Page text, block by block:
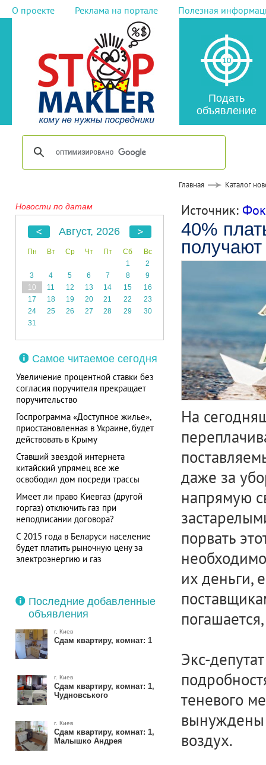
О проекте Реклама на портале Полезная
Подать
объявление
Главная Каталог
Новости по датам
Август, 2026
Пн Вт Ср Чт Пт Сб
Вс
1
2
3
4 5 6 7 8
9
10
11 12 13 14 15
16
17
18 19 20 21 22
23
24
25 26 27 28 29
30
31
Самое читаемое сегодня
Увеличение процентной ставки без
согласия поручителя прекращает
поручительство
Госпрограмма «Доступное жилье»,
приостановленная в Украине, будет
действовать в Крыму
Ставший звездой интернета
китайский упрямец все же
освободил дом посреди трассы
Имеет ли право Киевгаз (другой
горгаз) отключить газ при
неподписании договора?
С 2015 года в Беларуси население
будет платить рыночную цену за
электроэнергию и газ
Последние добавленные
объявления
г. Киев
Сдам квартиру, комнат: 1
г. Киев
Сдам квартиру, комнат: 1,
Чудновського
г. Киев
Сдам квартиру, комнат: 1,
Малышко Андрея
Источник:
40%
На
даже за
напрямую
порвать
их деньги,
Экс-
теневого
вынуждены
воздух.